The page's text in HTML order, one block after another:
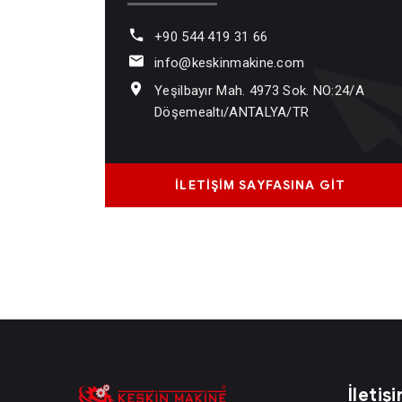
+90 544 419 31 66
info@keskinmakine.com
Yeşilbayır Mah. 4973 Sok. NO:24/A
Döşemealtı/ANTALYA/TR
İLETİŞİM SAYFASINA GİT